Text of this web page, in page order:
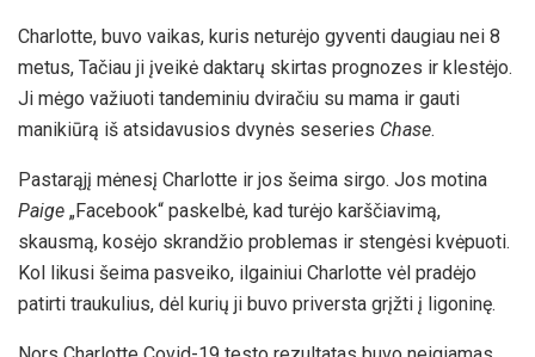
Charlotte, buvo vaikas, kuris neturėjo gyventi daugiau nei 8
metus, Tačiau ji įveikė daktarų skirtas prognozes ir klestėjo.
Ji mėgo važiuoti tandeminiu dviračiu su mama ir gauti
manikiūrą iš atsidavusios dvynės seseries Chase.
Pastarąjį mėnesį Charlotte ir jos šeima sirgo. Jos motina
Paige „Facebook“ paskelbė, kad turėjo karščiavimą,
skausmą, kosėjo skrandžio problemas ir stengėsi kvėpuoti.
Kol likusi šeima pasveiko, ilgainiui Charlotte vėl pradėjo
patirti traukulius, dėl kurių ji buvo priversta grįžti į ligoninę.